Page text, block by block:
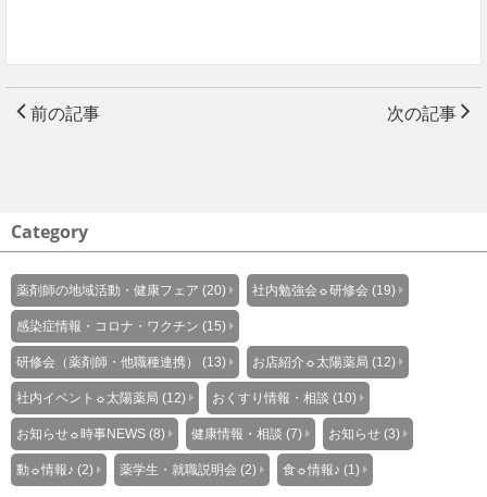
前の記事 次の記事
Category
薬剤師の地域活動・健康フェア (20) 社内勉強会☼研修会 (19)
感染症情報・コロナ・ワクチン (15)
研修会（薬剤師・他職種連携） (13) お店紹介☼太陽薬局 (12)
社内イベント☼太陽薬局 (12) おくすり情報・相談 (10)
お知らせ☼時事NEWS (8) 健康情報・相談 (7) お知らせ (3)
動☼情報♪ (2) 薬学生・就職説明会 (2) 食☼情報♪ (1)